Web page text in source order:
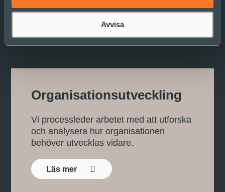
Avvisa
Läs mer om våra
Organisationsutveckling
Vi processleder arbetet med att utforska
och analysera hur organisationen
behöver utvecklas vidare.
Läs mer